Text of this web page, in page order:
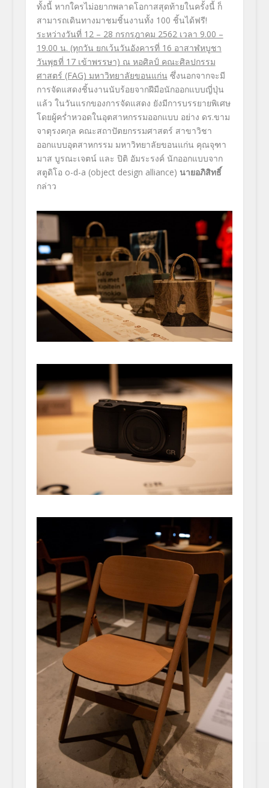
ทั้งนี้ หากใครไม่อยากพลาดโอกาสสุดท้ายในครั้งนี้ ก็
สามารถเดินทางมาชมชิ้นงานทั้ง 100 ชิ้นได้ฟรี!
ระหว่างวันที่ 12 – 28 กรกรฎาคม 2562 เวลา 9.00 –
19.00 น. (ทุกวัน ยกเว้นวันอังคารที่ 16 อาสาฬหบูชา
วันพุธที่ 17 เข้าพรรษา) ณ หอศิลป์ คณะศิลปกรรม
ศาสตร์ (FAG) มหาวิทยาลัยขอนแก่น ซึ่งนอกจากจะมี
การจัดแสดงชิ้นงานนับร้อยจากฝีมือนักออกแบบญี่ปุ่น
แล้ว ในวันแรกของการจัดแสดง ยังมีการบรรยายพิเศษ
โดยผู้คร่ำหวอดในอุตสาหกรรมออกแบบ อย่าง ดร.ขาม
จาตุรงคกุล คณะสถาปัตยกรรมศาสตร์ สาขาวิชา
ออกแบบอุตสาหกรรม มหาวิทยาลัยขอนแก่น คุณจุฑา
มาส บูรณะเจตน์ และ ปิติ อัมระรงค์ นักออกแบบจาก
สตูดิโอ o-d-a (object design alliance) นายอภิสิทธิ์
กล่าว